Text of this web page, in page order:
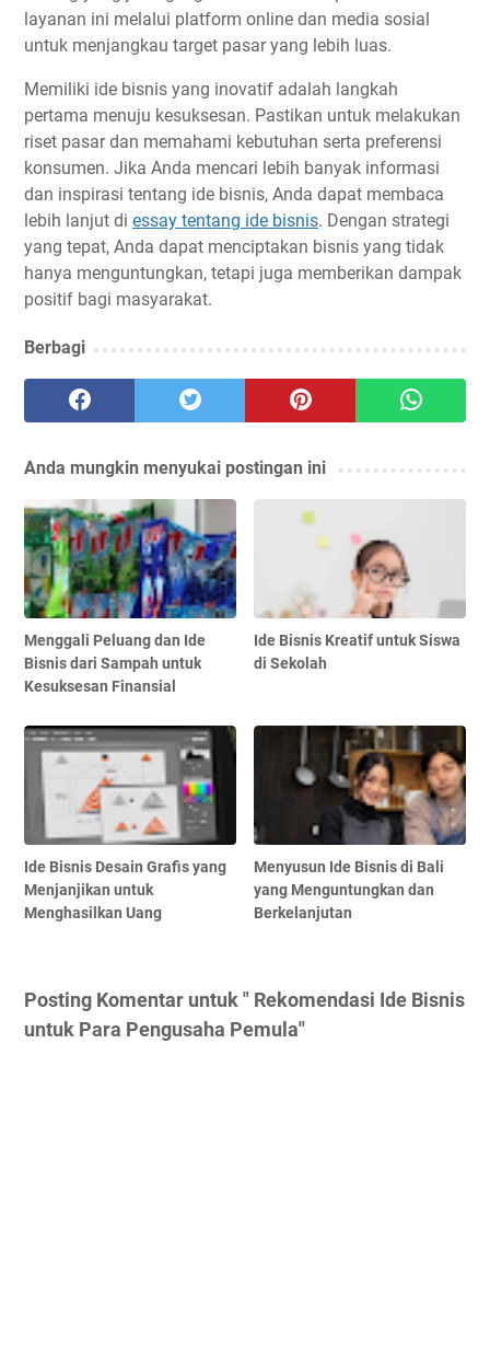
layanan ini melalui platform online dan media sosial
untuk menjangkau target pasar yang lebih luas.
Memiliki ide bisnis yang inovatif adalah langkah
pertama menuju kesuksesan. Pastikan untuk melakukan
riset pasar dan memahami kebutuhan serta preferensi
konsumen. Jika Anda mencari lebih banyak informasi
dan inspirasi tentang ide bisnis, Anda dapat membaca
lebih lanjut di essay tentang ide bisnis. Dengan strategi
yang tepat, Anda dapat menciptakan bisnis yang tidak
hanya menguntungkan, tetapi juga memberikan dampak
positif bagi masyarakat.
Berbagi
Anda mungkin menyukai postingan ini
Menggali Peluang dan Ide
Bisnis dari Sampah untuk
Kesuksesan Finansial
Ide Bisnis Kreatif untuk Siswa
di Sekolah
Ide Bisnis Desain Grafis yang
Menjanjikan untuk
Menghasilkan Uang
Menyusun Ide Bisnis di Bali
yang Menguntungkan dan
Berkelanjutan
Posting Komentar untuk " Rekomendasi Ide Bisnis
untuk Para Pengusaha Pemula"